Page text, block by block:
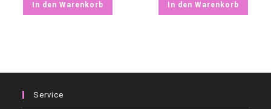
In den Warenkorb In den Warenkorb
Service